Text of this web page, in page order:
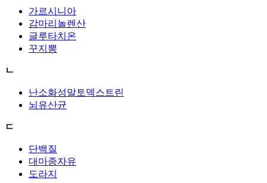
가르시니아
감마리놀렌산
글루타치온
꾸지뽕
ㄴ
난소화성말토덱스트린
뇌유산균
ㄷ
단백질
대마종자유
도라지